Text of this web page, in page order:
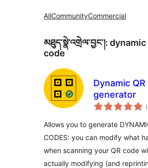
AllCommunityCommercial
མཐུད་སྣེ་འགྲེལ་བྱང་།: dynamic
code
Dynamic
generator
Allows you to generate
CODES: you can modify what
when scanning your QR code
actually modifying (and